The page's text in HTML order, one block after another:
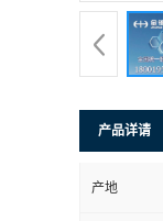
产品详请
产地